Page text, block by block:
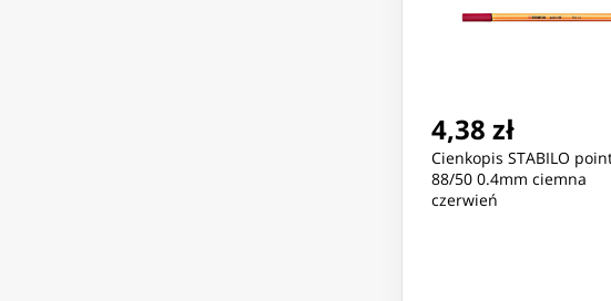
4,38 zł
Cienkopis STABILO
88/50 0.4mm ciemna
czerwień